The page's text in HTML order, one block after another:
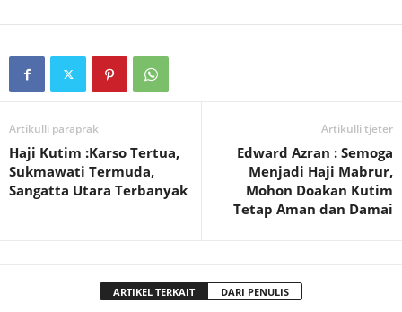
Artikulli paraprak
Haji Kutim :Karso Tertua,
Sukmawati Termuda,
Sangatta Utara Terbanyak
Artikulli tjetër
Edward Azran : Semoga
Menjadi Haji Mabrur,
Mohon Doakan Kutim
Tetap Aman dan Damai
ARTIKEL TERKAIT DARI PENULIS